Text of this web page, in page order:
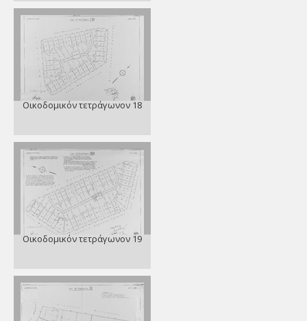
Οικοδομικόν τετράγωνον 18
Οικοδομικόν τετράγωνον 19